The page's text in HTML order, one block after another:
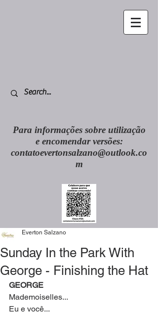
Para informações sobre utilização
e encomendar versões:
contatoevertonsalzano@outlook.co
m
Sunday In the Park With
George - Finishing the Hat
Everton Salzano
GEORGE
Mademoiselles...
Eu e você...